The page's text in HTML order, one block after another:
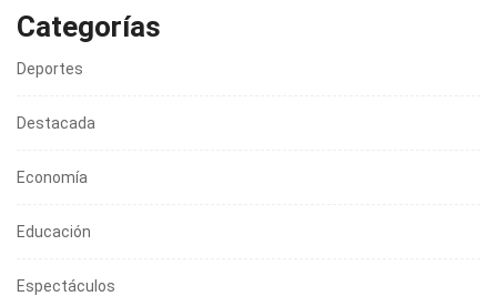
Categorías
Deportes
Destacada
Economía
Educación
Espectáculos